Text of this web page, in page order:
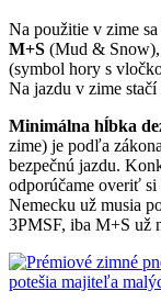
Na použitie v zime
M+S (Mud & Snow),
(symbol hory s
Na jazdu v zime
Minimálna hĺbka
zime) je podľa zákona
bezpečnú jazdu.
odporúčame overiť
Nemecku už musia
3PMSF, iba M+S už